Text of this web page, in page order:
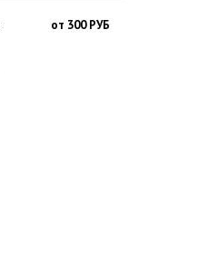
от 300 РУБ